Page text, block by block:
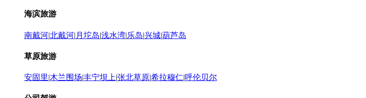
海滨旅游
南戴河|北戴河| 月坨岛|浅水湾|乐岛|兴城|葫芦岛
草原旅游
安固里|木兰围场|丰宁坝上|张北草原|希拉穆仁|呼伦贝尔